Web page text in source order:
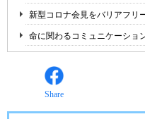
新型コロナ会見をバリアフリ
命に関わるコミュニケーショ
Share